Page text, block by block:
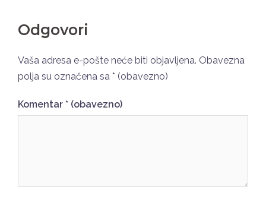
Odgovori
Vaša adresa e-pošte neće biti objavljena. Obavezna
polja su označena sa * (obavezno)
Komentar * (obavezno)